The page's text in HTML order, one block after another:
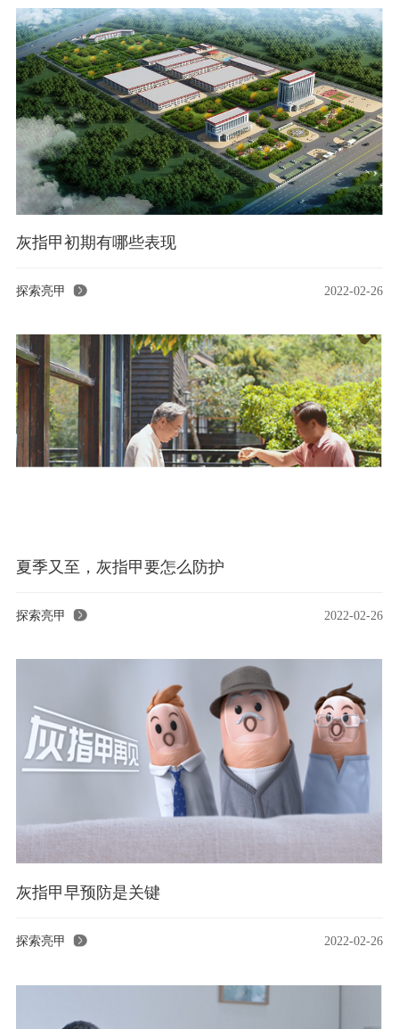
灰指甲初期有哪些表现
探索亮甲 2022-02-26
夏季又至，灰指甲要怎么防护
探索亮甲 2022-02-26
灰指甲早预防是关键
探索亮甲 2022-02-26